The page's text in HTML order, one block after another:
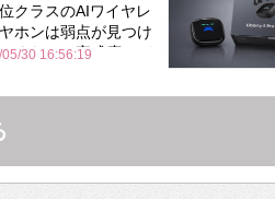
クラスのAIワイヤレ
ホンは弱点が見つけ
くらいの完成度にび
並み
30 16:56:19